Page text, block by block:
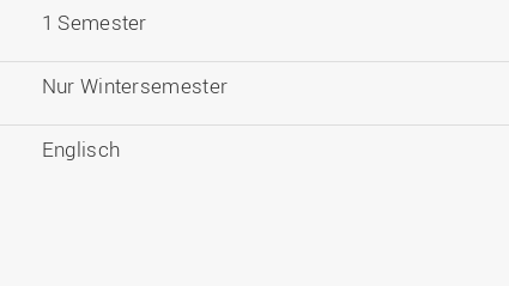
1 Semester
Nur Wintersemester
Englisch